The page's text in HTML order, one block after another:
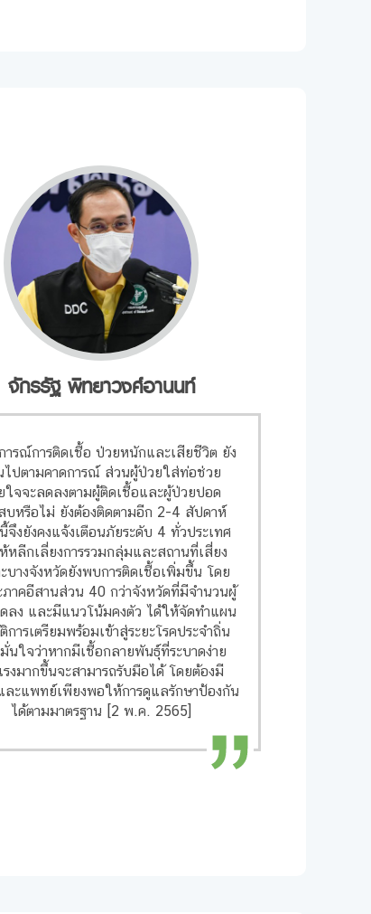
จักรรัฐ พิทยาวงศ์อานนท์
ารณ์การติดเชื้อ ป่วยหนักและเสียชีวิต ยัง
ไปตามคาดการณ์ ส่วนผู้ป่วยใส่ท่อช่วย
ใจจะลดลงตามผู้ติดเชื้อและผู้ป่วยปอด
บหรือไม่ ยังต้องติดตามอีก 2-4 สัปดาห์
จึงยังคงแจ้งเตือนภัยระดับ 4 ทั่วประเทศ
หลีกเลี่ยงการรวมกลุ่มและสถานที่เสี่ยง
ะบางจังหวัดยังพบการติดเชื้อเพิ่มขึ้น โดย
ภาคอีสานส่วน 40 กว่าจังหวัดที่มีจำนวนผู้
ลง และมีแนวโน้มคงตัว ได้ให้จัดทำแผน
ารเตรียมพร้อมเข้าสู่ระยะโรคประจำถิ่น
นใจว่าหากมีเชื้อกลายพันธุ์ที่ระบาดง่าย
งมากขึ้นจะสามารถรับมือได้ โดยต้องมี
ละแพทย์เพียงพอให้การดูแลรักษาป้องกัน
ได้ตามมาตรฐาน [2 พ.ค. 2565]